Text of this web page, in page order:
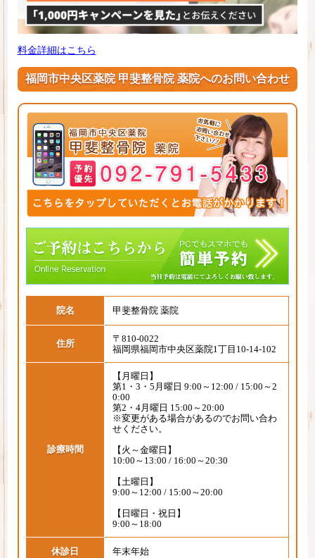
料金詳細はこちら
福岡市中央区薬院 甲斐整骨院 薬院へのお問い合わせ
院名 甲斐整骨院 薬院
住所
〒810-0022
福岡県福岡市中央区薬院1丁目10-14-102
診療時間
【月曜日】
第1・3・5月曜日 9:00～12:00 / 15:00～2
0:00
第2・4月曜日 15:00～20:00
※変更がある場合があるのでお問い合わ
せください。
【火～金曜日】
10:00～13:00 / 16:00～20:30
【土曜日】
9:00～12:00 / 15:00～20:00
【日曜日・祝日】
9:00～18:00
休診日 年末年始